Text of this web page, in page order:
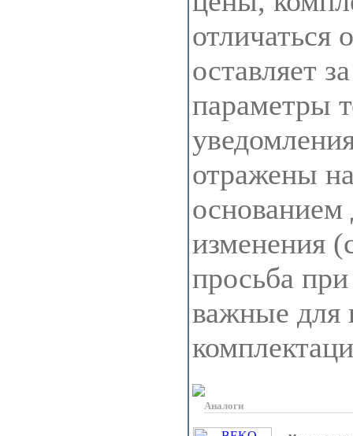
отличаться
оставляет
параметры
отражены
основанием
изменения
просьба
важные для
Аналоги